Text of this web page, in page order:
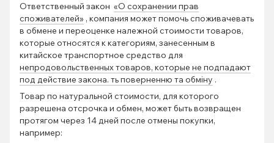
Ответственный закон «О сохранении прав
споживателей» , компания может помочь споживачевать
в обмене и переоценке належной стоимости товаров,
которые относятся к категориям, занесенным в
китайское транспортное средство для
непродовольственных товаров, которые не подпадают
под действие закона. ть поверненню та обміну .
Товар по натуральной стоимости, для которого
разрешена отсрочка и обмен, может быть возвращен
протягом через 14 дней после отмены покупки,
например: